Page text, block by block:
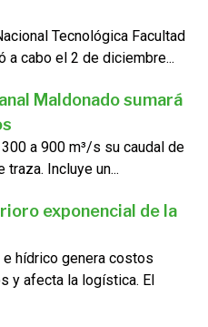
Tecnológica Facultad
a cabo el 2 de diciembre...
Maldonado sumará
a 900 m³/s su caudal de
Incluye un...
exponencial de la
hídrico genera costos
y afecta la logística. El